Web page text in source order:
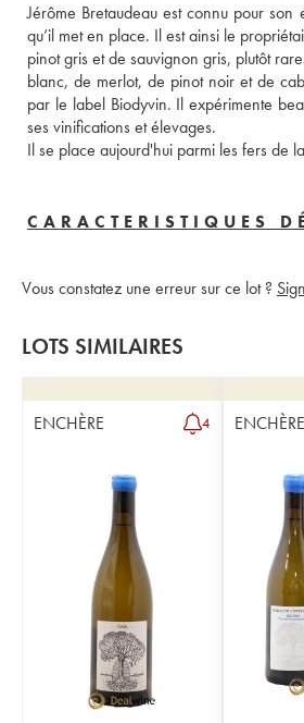
Jérôme Bretaudeau est connu pour
qu’il met en place. Il est ainsi le
pinot gris et de sauvignon gris, plutôt
blanc, de merlot, de pinot noir et de
par le label Biodyvin. Il expérimente
ses vinifications et élevages.
Il se place aujourd'hui parmi les fers de
CARACTERISTIQUES
Vous constatez une erreur sur ce lot ?
LOTS SIMILAIRES
ENCHÈRE 4 ENCHÈRE